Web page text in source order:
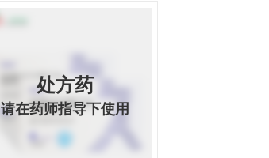
处方药
请在药师指导下使用